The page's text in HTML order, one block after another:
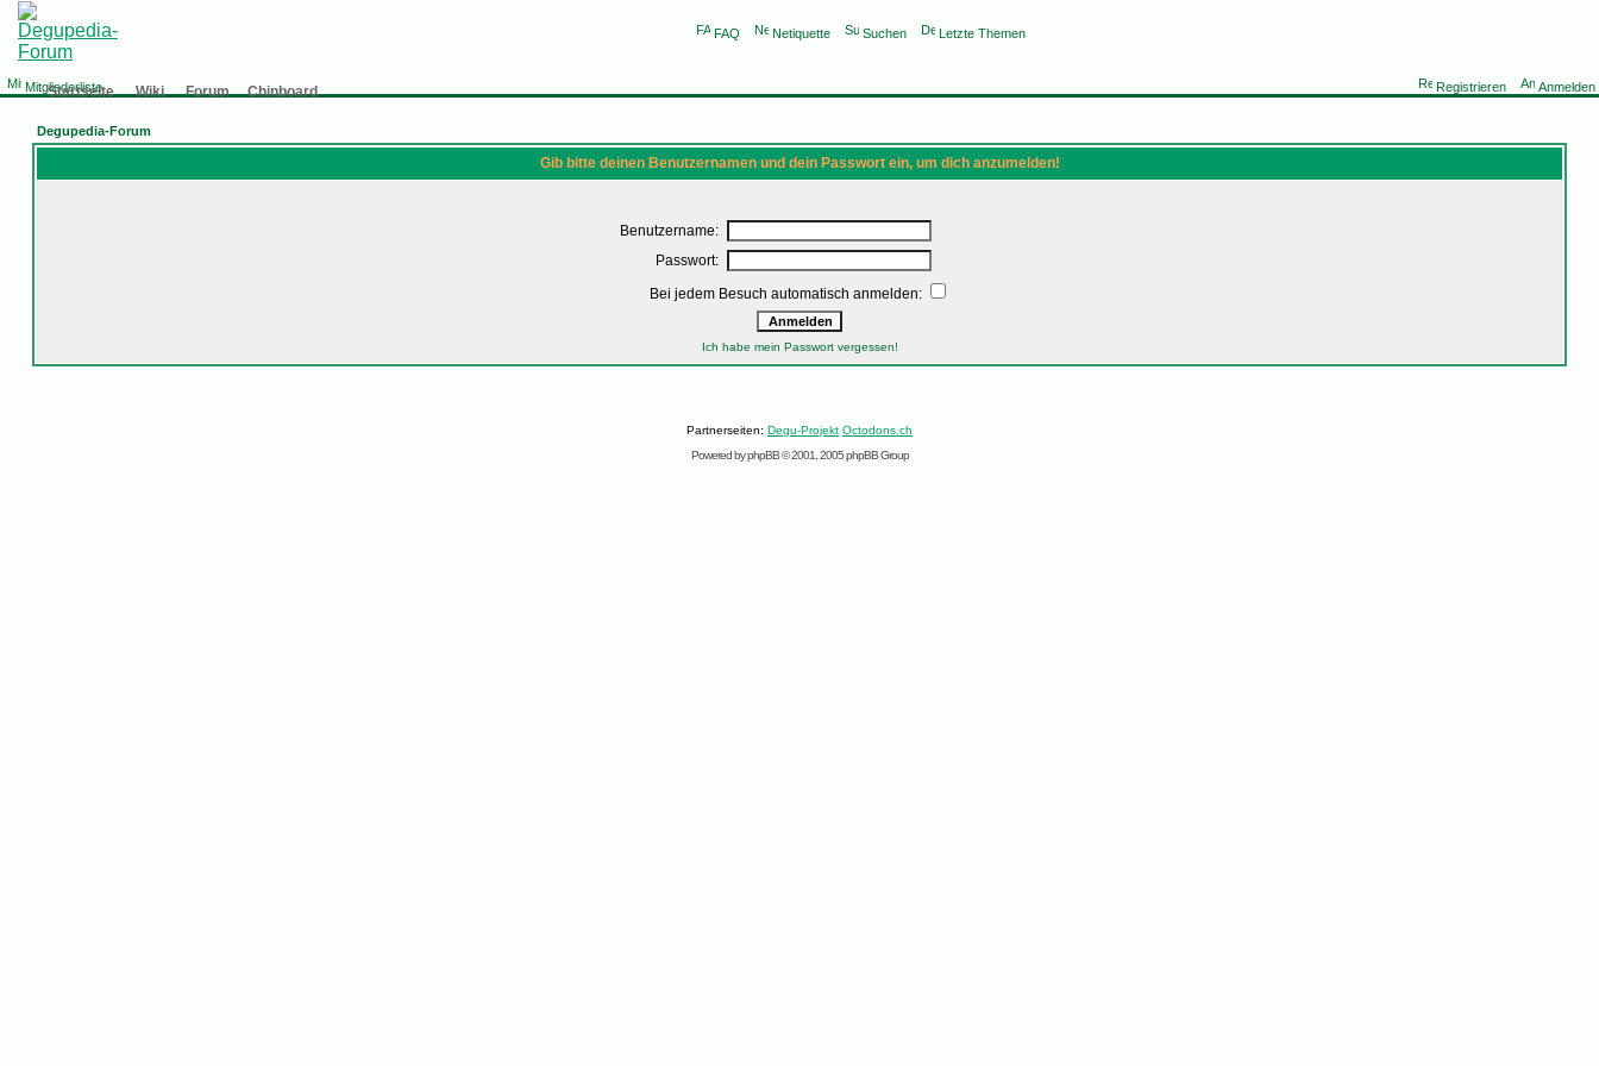
FAQ Netiquette Suchen Letzte Themen
Mitgliederliste Registrieren Anmelden
Startseite Wiki Forum Chinboard
Degupedia-Forum
Gib bitte deinen Benutzernamen und dein Passwort ein, um dich anzumelden!
Benutzername:
Passwort:
Bei jedem Besuch automatisch anmelden:
Ich habe mein Passwort vergessen!
Partnerseiten: Degu-Projekt Octodons.ch
Powered byphpBB© 2001, 2005 phpBB Group